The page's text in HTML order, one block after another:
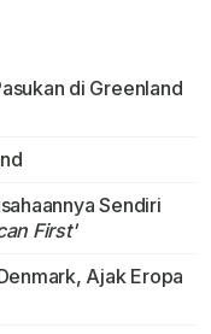
di Greenland
Sendiri
First'
Ajak Eropa